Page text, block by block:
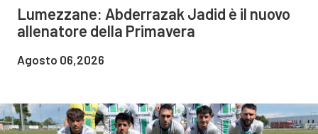
Lumezzane: Abderrazak Jadid è il nuovo
allenatore della Primavera
Agosto 06,2026